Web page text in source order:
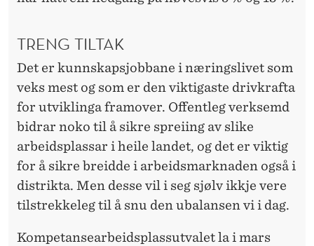
TRENG TILTAK
Det er kunnskapsjobbane i næringslivet som
veks mest og som er den viktigaste drivkrafta
for utviklinga framover. Offentleg verksemd
bidrar noko til å sikre spreiing av slike
arbeidsplassar i heile landet, og det er viktig
for å sikre breidde i arbeidsmarknaden også i
distrikta. Men desse vil i seg sjølv ikkje vere
tilstrekkeleg til å snu den ubalansen vi i dag.
Kompetansearbeidsplassutvalet la i mars